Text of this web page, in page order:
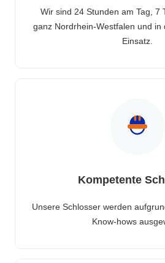
Wir sind 24 Stunden am Tag, 7
ganz Nordrhein-Westfalen und in
Einsatz.
Kompetente
Unsere Schlosser werden
Know-hows